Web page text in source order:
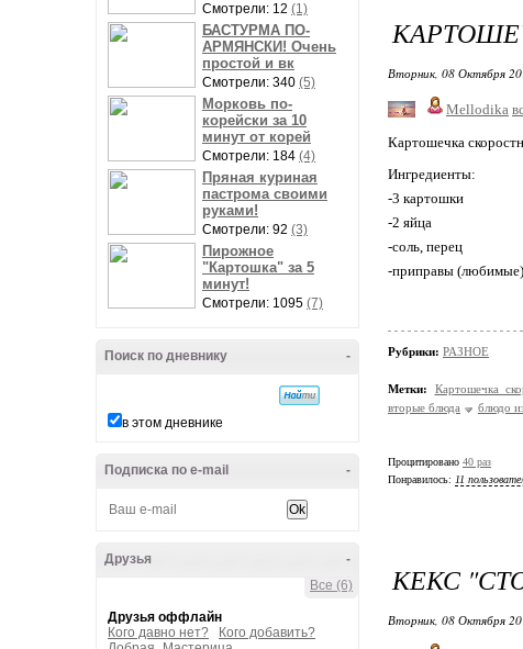
Смотрели: 12 (1)
БАСТУРМА ПО-
АРМЯНСКИ! Очень
простой и вк
Смотрели: 340 (5)
Морковь по-
корейски за 10
минут от корей
Смотрели: 184 (4)
Пряная куриная
пастрома своими
руками!
Смотрели: 92 (3)
Пирожное
"Картошка" за 5
минут!
Смотрели: 1095 (7)
-
Поиск по дневнику
в этом дневнике
-
Подписка по e-mail
-
Друзья
Все (6)
Друзья оффлайн
Кого давно нет?
Кого добавить?
Вторник, 08 Октября
Mellodika
Картошечка
Ингредиенты:
-3 картошки
-2 яйца
-соль, перец
-приправы (любимые)
Рубрики: РАЗНОЕ
Метки: Картошечка
вторые блюда
блюдо
Процитировано 40 раз
Понравилось: 11
КЕКС
Вторник, 08 Октября